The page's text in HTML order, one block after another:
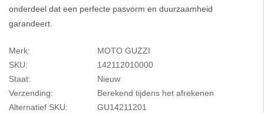
onderdeel dat een perfecte pasvorm en duurzaamheid
garandeert.
Merk:
MOTO GUZZI
SKU:
142112010000
Staat:
Nieuw
Verzending:
Berekend tijdens het afrekenen
Alternatief SKU:
GU14211201